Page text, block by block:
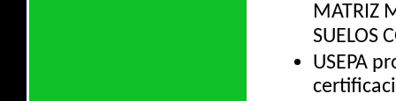
MATRIZ
SUELOS
USEPA